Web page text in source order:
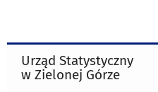
Urząd Statystyczny
w Zielonej Górze